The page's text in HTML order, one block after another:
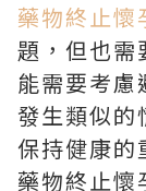
藥物終止懷
題，但也需
能需要考慮
發生類似的
保持健康的
藥物終止懷